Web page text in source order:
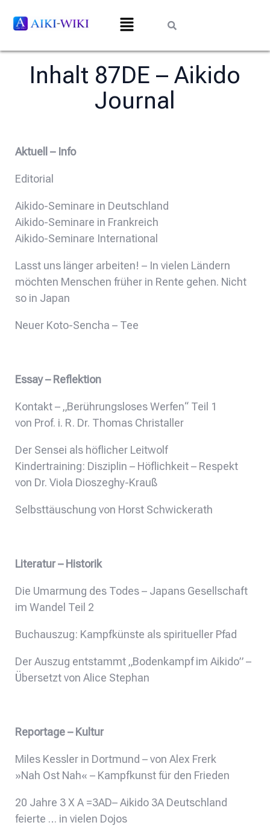
Inhalt 87DE – Aikido
Journal
Aktuell – Info
Editorial
Aikido-Seminare in Deutschland
Aikido-Seminare in Frankreich
Aikido-Seminare International
Lasst uns länger arbeiten! – In vielen Ländern
möchten Menschen früher in Rente gehen. Nicht
so in Japan
Neuer Koto-Sencha – Tee
Essay – Reflektion
Kontakt – „Berührungsloses Werfen“ Teil 1
von Prof. i. R. Dr. Thomas Christaller
Der Sensei als höflicher Leitwolf
Kindertraining: Disziplin – Höflichkeit – Respekt
von Dr. Viola Dioszeghy-Krauß
Selbsttäuschung von Horst Schwickerath
Literatur – Historik
Die Umarmung des Todes – Japans Gesellschaft
im Wandel Teil 2
Buchauszug: Kampfkünste als spiritueller Pfad
Der Auszug entstammt „Bodenkampf im Aikido” –
Übersetzt von Alice Stephan
Reportage – Kultur
Miles Kessler in Dortmund – von Alex Frerk
»Nah Ost Nah« – Kampfkunst für den Frieden
20 Jahre 3 X A =3AD– Aikido 3A Deutschland
feierte … in vielen Dojos